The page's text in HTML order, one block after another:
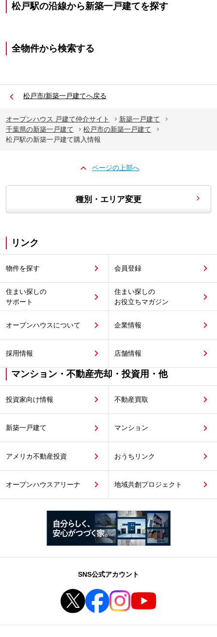
松戸駅の沿線から新築一戸建てを探す
全物件から検索する
松戸市/新築一戸建てへ戻る
オープンハウス 戸建て仲介サイト
新築一戸建て
千葉県の新築一戸建て
松戸市の新築一戸建て
松戸駅の新築一戸建て購入情報
ページの上部へ
種別・エリア変更
リンク
物件を探す 会員登録
住まい探しの
サポート
住まい探しの
お役立ちマガジン
オープンハウスについて 企業情報
採用情報 店舗情報
マンション・不動産売却・投資用・他
投資家向け情報 不動産買取
新築一戸建て マンション
アメリカ不動産投資 おうちリンク
オープンハウスアリーナ 地域共創プロジェクト
SNS公式アカウント